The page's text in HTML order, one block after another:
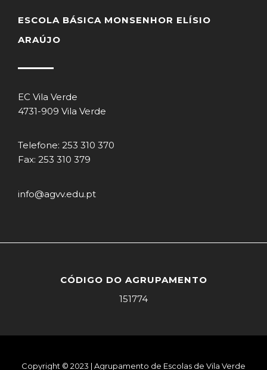
ESCOLA BÁSICA MONSENHOR ELÍSIO
ARAÚJO
EC Vila Verde
4731-909 Vila Verde
Telefone: 253 310 370
Fax: 253 310 379
info@agvv.edu.pt
CÓDIGO DO AGRUPAMENTO
151774
Copyright © 2023 | Agrupamento de Escolas de Vila Verde